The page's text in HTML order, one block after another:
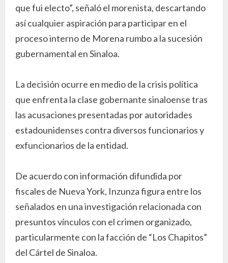
que fui electo”, señaló el morenista, descartando
así cualquier aspiración para participar en el
proceso interno de Morena rumbo a la sucesión
gubernamental en Sinaloa.
La decisión ocurre en medio de la crisis política
que enfrenta la clase gobernante sinaloense tras
las acusaciones presentadas por autoridades
estadounidenses contra diversos funcionarios y
exfuncionarios de la entidad.
De acuerdo con información difundida por
fiscales de Nueva York, Inzunza figura entre los
señalados en una investigación relacionada con
presuntos vínculos con el crimen organizado,
particularmente con la facción de “Los Chapitos”
del Cártel de Sinaloa.